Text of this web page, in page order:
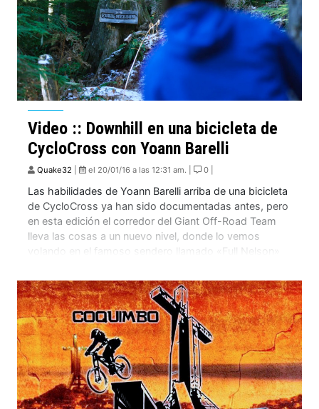
Video :: Downhill en una bicicleta de
CycloCross con Yoann Barelli
Quake32 el 20/01/16 a las 12:31 am. | 0 |
Las habilidades de Yoann Barelli arriba de una bicicleta
de CycloCross ya han sido documentadas antes, pero
en esta edición el corredor del Giant Off-Road Team
lleva las cosas a un nuevo nivel, donde lo vemos
volando en el famoso sendero llamado «Full Nelson»
que los corredores profesionales […]